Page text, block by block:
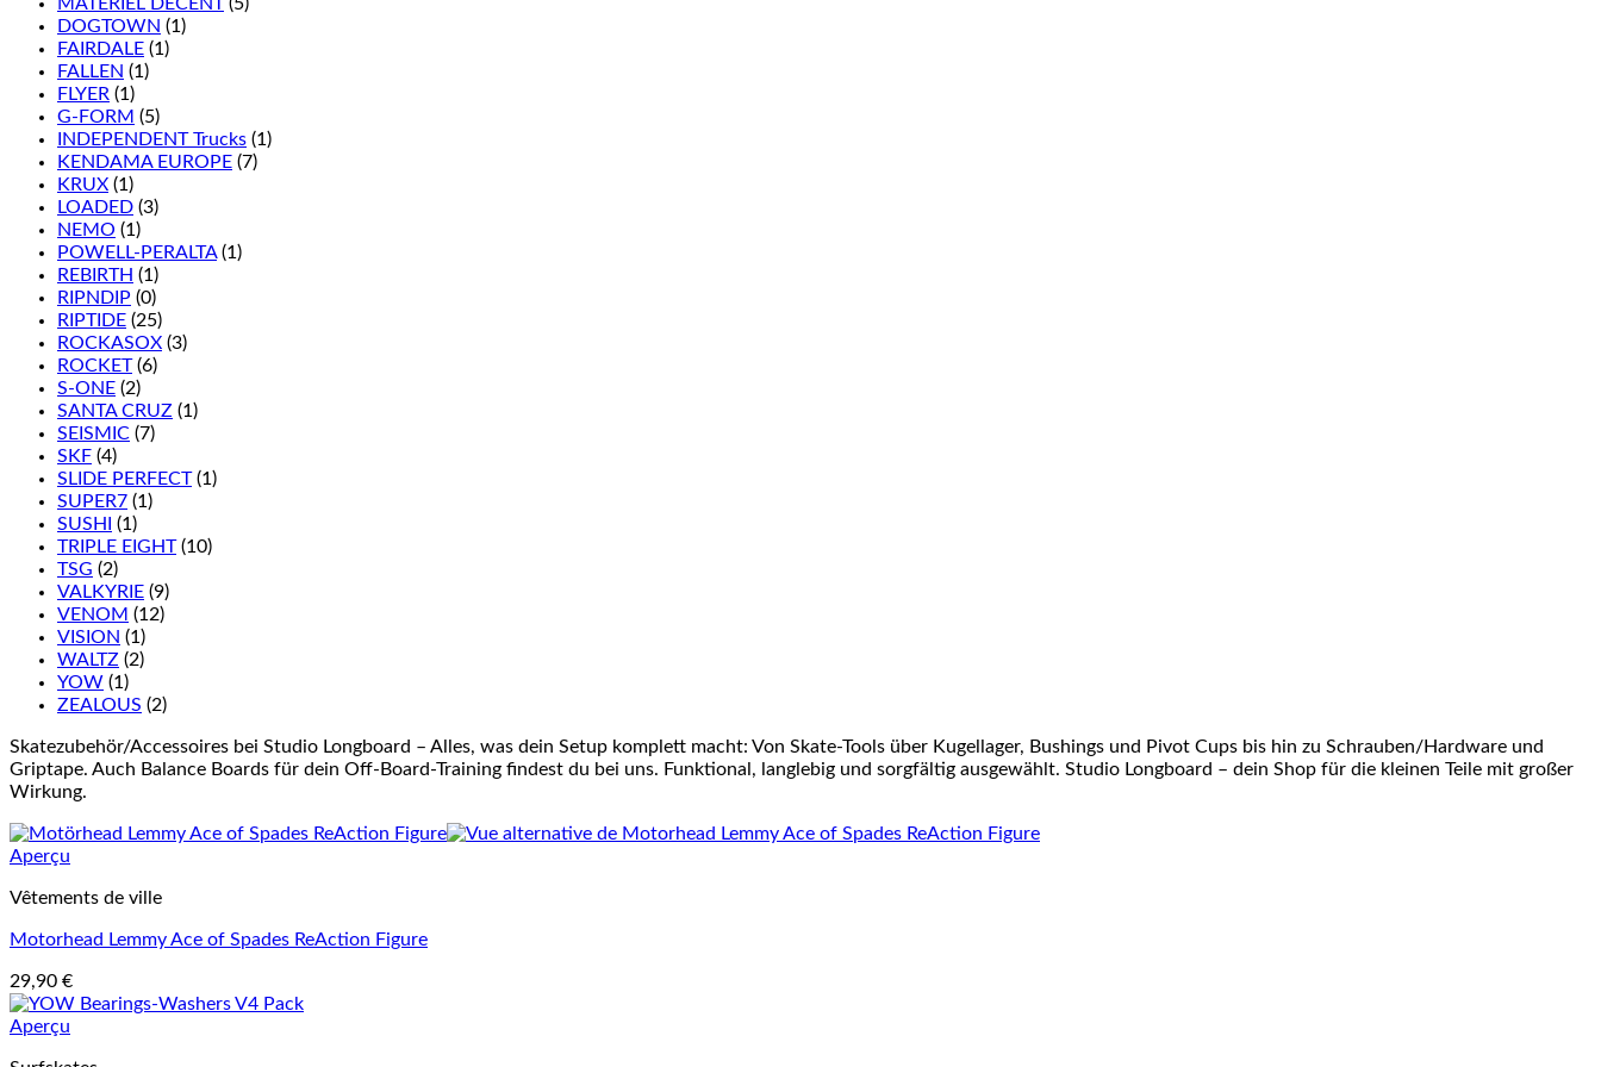
DOGTOWN (1)
FAIRDALE (1)
FALLEN (1)
FLYER (1)
G-FORM (5)
INDEPENDENT Trucks (1)
KENDAMA EUROPE (7)
KRUX (1)
LOADED (3)
NEMO (1)
POWELL-PERALTA (1)
REBIRTH (1)
RIPNDIP (0)
RIPTIDE (25)
ROCKASOX (3)
ROCKET (6)
S-ONE (2)
SANTA CRUZ (1)
SEISMIC (7)
SKF (4)
SLIDE PERFECT (1)
SUPER7 (1)
SUSHI
(1)
TRIPLE EIGHT (10)
TSG (2)
VALKYRIE (9)
VENOM (12)
VISION (1)
WALTZ (2)
YOW (1)
ZEALOUS (2)
Skatezubehör/Accessoires bei Studio Longboard – Alles, was dein Setup komplett macht: Von Skate-Tools über Kugellager, Bushings und Pivot Cups bis hin zu Schrauben/Hardware und
Griptape. Auch Balance Boards für dein Off-Board-Training findest du bei uns. Funktional, langlebig und sorgfältig ausgewählt. Studio Longboard – dein Shop für die kleinen Teile mit großer
Wirkung.
Aperçu
Vêtements de ville
Motorhead Lemmy Ace of Spades ReAction Figure
29,90 €
Aperçu